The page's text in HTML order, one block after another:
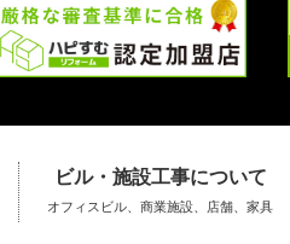
ビル・施設工事について
オフィスビル、商業施設、店舗、家具